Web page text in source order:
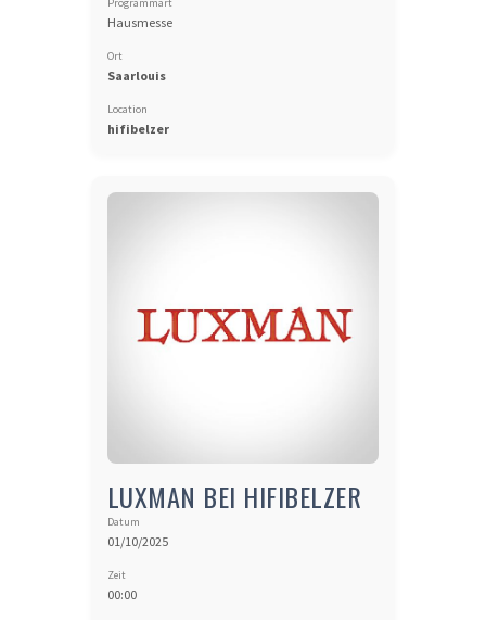
Hausmesse
Ort
Saarlouis
Location
hifibelzer
LUXMAN BEI HIFIBELZER
Datum
01/10/2025
Zeit
00:00